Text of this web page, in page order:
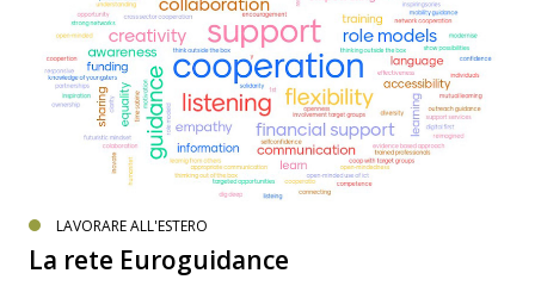
LAVORARE ALL'ESTERO
La rete Euroguidance